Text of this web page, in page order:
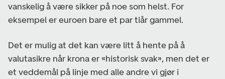
vanskelig å være sikker på noe som helst. For
eksempel er euroen bare et par tiår gammel.
Det er mulig at det kan være litt å hente på å
valutasikre når krona er «historisk svak», men det er
et veddemål på linje med alle andre vi gjør i